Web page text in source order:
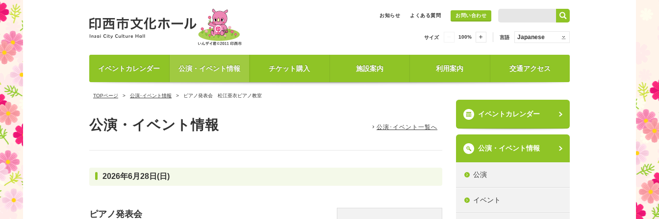
お知らせ よくある質問 お問い合わせ
サイズ 100% 言語 Japanese
イベントカレンダー 公演・イベント情報 チケット購入 施設案内 利用案内 交通アクセス
TOPページ 公演･イベント情報 ピアノ発表会 松江亜衣ピアノ教室
公演・イベント情報 公演･イベント一覧へ
2026年6月28日(日)
ピアノ発表会
イベントカレンダー
公演・イベント情報
公演
イベント